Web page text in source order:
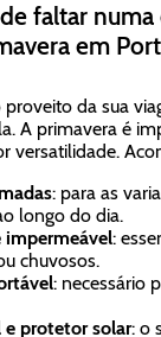
faltar numa
em
da sua
A primavera é
versatilidade.
: para as
longo do dia.
impermeável:
chuvosos.
: necessário
e protetor solar: o